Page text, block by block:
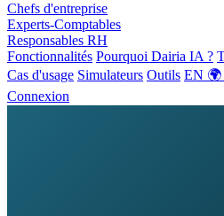
Chefs d'entreprise
Experts-Comptables
Responsables RH
Fonctionnalités Pourquoi Dairia IA ?
Cas d'usage Simulateurs Outils EN 🌍
Connexion